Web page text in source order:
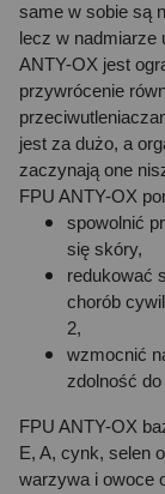
same w sobie są
lecz w nadmiarze
ANTY-OX jest
przywrócenie
jest za dużo, a
zaczynają one
FPU ANTY-OX
spowolnić
się skóry,
redukować
chorób
2,
wzmocnić
zdolność
FPU ANTY-OX
E, A, cynk, selen
warzywa i owoce